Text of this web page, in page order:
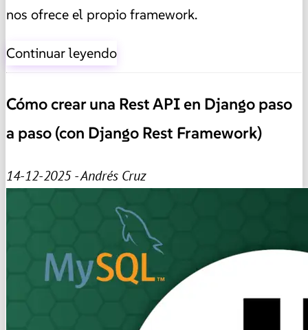
nos ofrece el propio framework.
Continuar leyendo
Cómo crear una Rest API en Django paso
a paso (con Django Rest Framework)
14-12-2025 - Andrés Cruz